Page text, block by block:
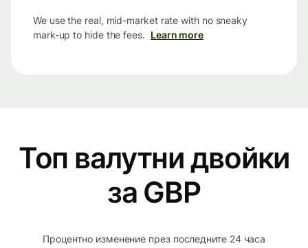
We use the real, mid-market rate with no sneaky
mark-up to hide the fees. Learn more
Топ валутни двойки
за GBP
Процентно изменение през последните 24 часа